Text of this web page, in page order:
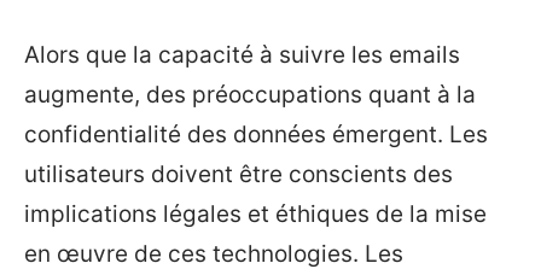
Alors que la capacité à suivre les emails
augmente, des préoccupations quant à la
confidentialité des données émergent. Les
utilisateurs doivent être conscients des
implications légales et éthiques de la mise
en œuvre de ces technologies. Les